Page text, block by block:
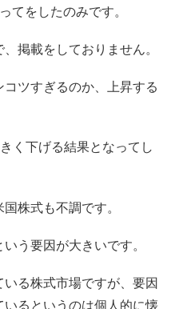
てをしたのみです。
掲載をしておりません。
ツすぎるのか、上昇する
く下げる結果となってし
株式も不調です。
う要因が大きいです。
る株式市場ですが、要因
るというのは個人的に懐